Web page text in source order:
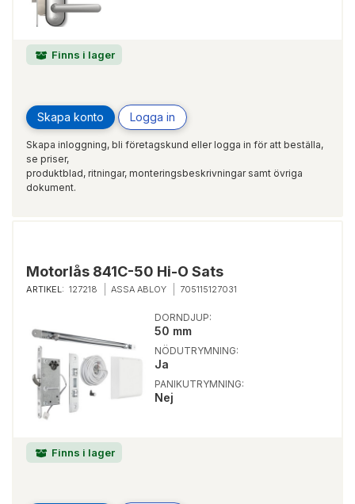
Finns i lager
Skapa konto Logga in
Skapa inloggning, bli företagskund eller logga in för att beställa,
se priser,
produktblad, ritningar, monteringsbeskrivningar samt övriga
dokument.
Motorlås 841C-50 Hi-O Sats
ARTIKEL: 127218 ASSA ABLOY 705115127031
Finns i lager
DORNDJUP:
50 mm
NÖDUTRYMNING:
Ja
PANIKUTRYMNING:
Nej